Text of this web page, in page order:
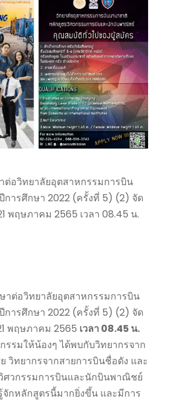
ต่อวิทยาลัยอุตสาหกรรมการบิน
การศึกษา 2022 (ครั้งที่ 5) (2) จัด
พฤษภาคม 2565 เวลา 08.45 น.
าต่อวิทยาลัยอุตสาหกรรมการบิน
การศึกษา 2022 (ครั้งที่ 5) (2) จัด
พฤษภาคม 2565 เวลา 08.45 น.
รรมให้น้องๆ ได้พบกับวิทยากรจาก
วิทยากรจากสายการบินชื่อดัง และ
ศวกรรมการบินและนักบินพาณิชย์
จักหลักสูตรนี้มากยิ่งขึ้น และมีการ